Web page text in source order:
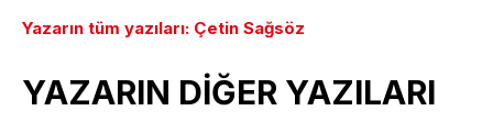
Yazarın tüm yazıları: Çetin Sağsöz
YAZARIN DİĞER YAZILARI